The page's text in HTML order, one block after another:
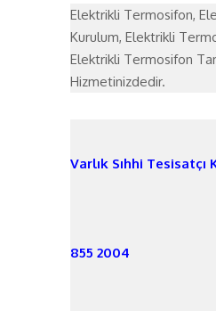
Elektrikli Termosifon,
Kurulum, Elektrikli
Elektrikli Termosifon
Hizmetinizdedir.
Varlık Sıhhi Tesisatçı
855 2004